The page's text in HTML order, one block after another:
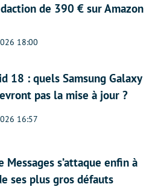
de 390 € sur Amazon
18:00
18 : quels Samsung Galaxy
pas la mise à jour ?
16:57
Messages s’attaque enfin à
ses plus gros défauts